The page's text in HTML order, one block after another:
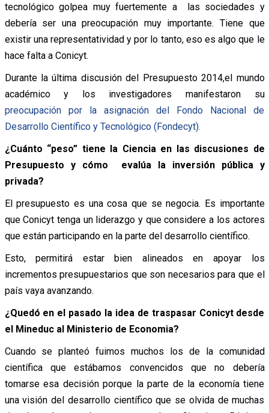
tecnológico golpea muy fuertemente a las sociedades y
debería ser una preocupación muy importante. Tiene que
existir una representatividad y por lo tanto, eso es algo que le
hace falta a Conicyt.
Durante la última discusión del Presupuesto 2014,el mundo
académico y los investigadores manifestaron su
preocupación por la asignación del Fondo Nacional de
Desarrollo Científico y Tecnológico (Fondecyt).
¿Cuánto “peso” tiene la Ciencia en las discusiones de
Presupuesto y cómo evalúa la inversión pública y
privada?
El presupuesto es una cosa que se negocia. Es importante
que Conicyt tenga un liderazgo y que considere a los actores
que están participando en la parte del desarrollo científico.
Esto, permitirá estar bien alineados en apoyar los
incrementos presupuestarios que son necesarios para que el
país vaya avanzando.
¿Quedó en el pasado la idea de traspasar Conicyt desde
el Mineduc al Ministerio de Economia?
Cuando se planteó fuimos muchos los de la comunidad
científica que estábamos convencidos que no debería
tomarse esa decisión porque la parte de la economía tiene
una visión del desarrollo científico que se olvida de muchas